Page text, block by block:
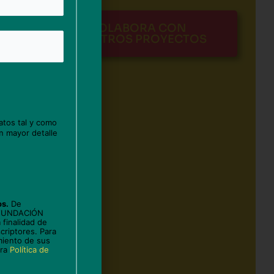
COLABORA CON
NUESTROS PROYECTOS
tal y como
mayor detalle
De
finalidad de
Para
de sus
Política de